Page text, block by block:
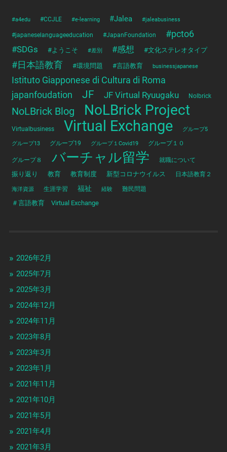
#a4edu #CCJLE #e-learning #Jalea #jaleabusiness
#japaneselanguageeducation #JapanFoundation #pcto6
#SDGs #ようこそ #差別 #感想 #文化ステレオタイプ
#日本語教育 #環境問題 #言語教育 businessjapanese
Istituto Giapponese di Cultura di Roma
japanfoudation JF JF Virtual Ryuugaku Nolbrick
NoLBrick Blog NoLBrick Project
Virtualbusiness Virtual Exchange
グループ5
グループ13
グループ19 グループ１Covid19 グループ１０
グループ８ バーチャル留学 就職について
振り返り 教育 教育制度 新型コロナウイルス 日本語教育２
海洋資源 生涯学習 福祉 経験 難民問題
＃言語教育 Virtual Exchange
2026年2月
2025年7月
2025年3月
2024年12月
2024年11月
2023年8月
2023年3月
2023年1月
2021年11月
2021年10月
2021年5月
2021年4月
2021年3月